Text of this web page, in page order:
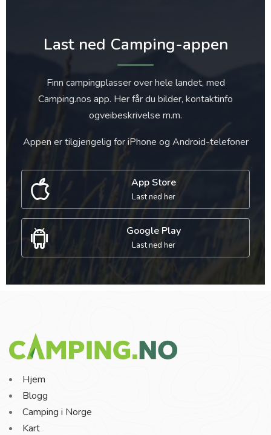
Last ned Camping-appen
Finn campingplasser over hele landet, med
Camping.nos app. Her får du bilder, kontaktinfo
ogveibeskrivelse m.m.
Appen er tilgjengelig for iPhone og Android-telefoner
App Store
Last ned her
Google Play
Last ned her
Hjem
Blogg
Camping i Norge
Kart